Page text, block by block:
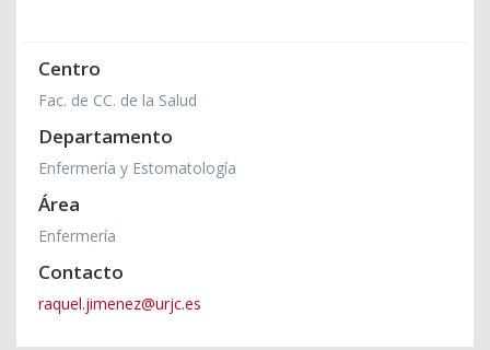
Centro
Fac. de CC. de la Salud
Departamento
Enfermería y Estomatología
Área
Enfermería
Contacto
raquel.jimenez@urjc.es